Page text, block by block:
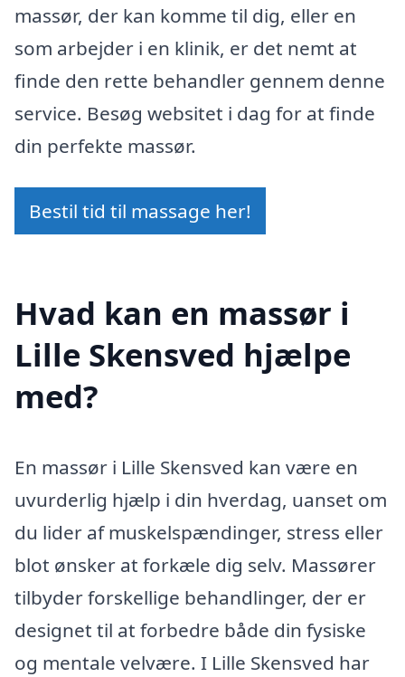
massør, der kan komme til dig, eller en
som arbejder i en klinik, er det nemt at
finde den rette behandler gennem denne
service. Besøg websitet i dag for at finde
din perfekte massør.
Bestil tid til massage her!
Hvad kan en massør i
Lille Skensved hjælpe
med?
En massør i Lille Skensved kan være en
uvurderlig hjælp i din hverdag, uanset om
du lider af muskelspændinger, stress eller
blot ønsker at forkæle dig selv. Massører
tilbyder forskellige behandlinger, der er
designet til at forbedre både din fysiske
og mentale velvære. I Lille Skensved har